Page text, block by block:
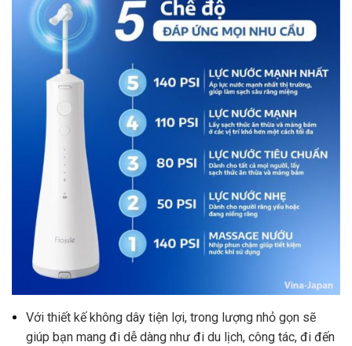
Với thiết kế không dây tiện lợi, trong lượng nhỏ gọn sẽ
giúp bạn mang đi dễ dàng như đi du lịch, công tác, đi đến